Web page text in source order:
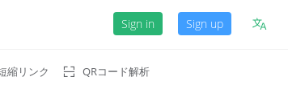
Sign in Sign up
縮リンク QRコード解析